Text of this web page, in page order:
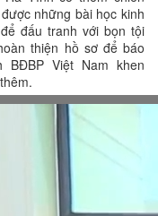
những bài học kinh
đấu tranh với bọn tội
thiện hồ sơ để báo
Việt Nam khen